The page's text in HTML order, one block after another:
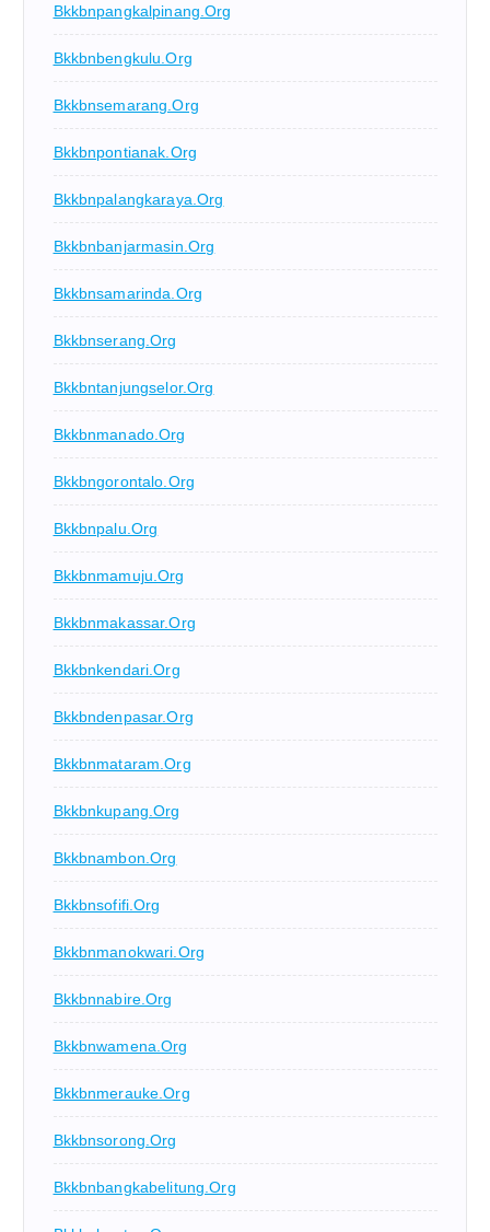
Bkkbnpangkalpinang.org
Bkkbnbengkulu.org
Bkkbnsemarang.org
Bkkbnpontianak.org
Bkkbnpalangkaraya.org
Bkkbnbanjarmasin.org
Bkkbnsamarinda.org
Bkkbnserang.org
Bkkbntanjungselor.org
Bkkbnmanado.org
Bkkbngorontalo.org
Bkkbnpalu.org
Bkkbnmamuju.org
Bkkbnmakassar.org
Bkkbnkendari.org
Bkkbndenpasar.org
Bkkbnmataram.org
Bkkbnkupang.org
Bkkbnambon.org
Bkkbnsofifi.org
Bkkbnmanokwari.org
Bkkbnnabire.org
Bkkbnwamena.org
Bkkbnmerauke.org
Bkkbnsorong.org
Bkkbnbangkabelitung.org